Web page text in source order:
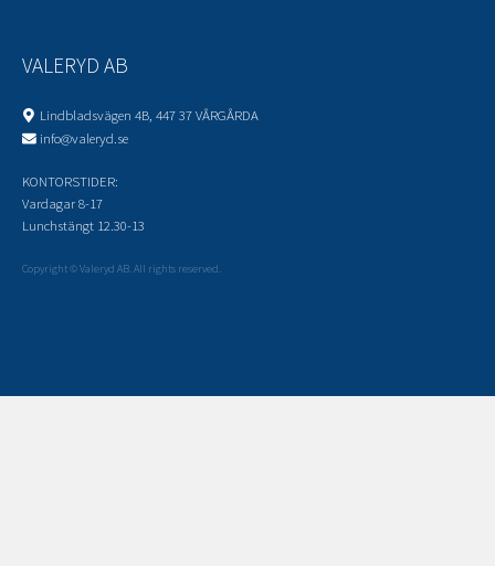
VALERYD AB
Lindbladsvägen 4B, 447 37 VÅRGÅRDA
info@valeryd.se
KONTORSTIDER:
Vardagar 8-17
Lunchstängt 12.30-13
Copyright © Valeryd AB. All rights reserved.